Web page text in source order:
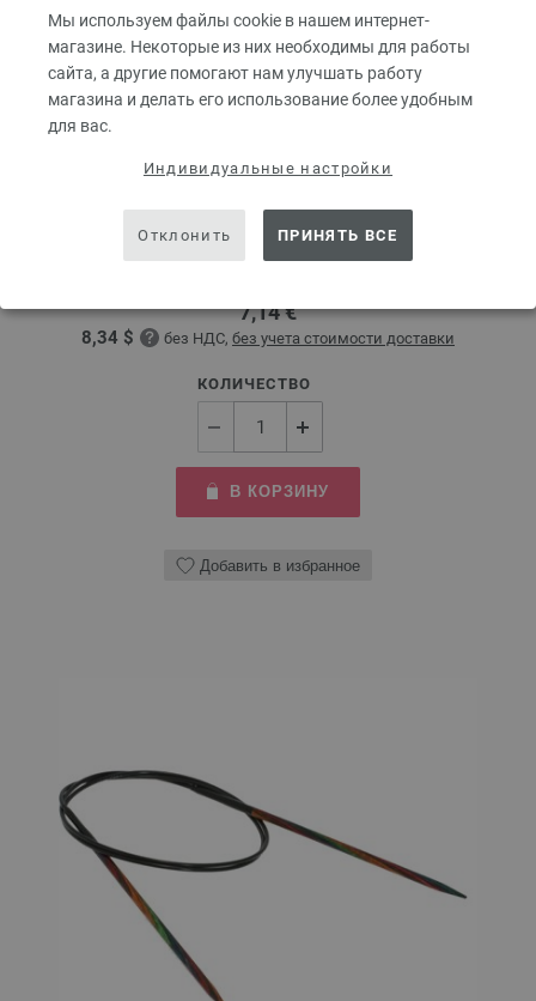
Мы используем файлы cookie в нашем интернет-
магазине. Некоторые из них необходимы для работы
сайта, а другие помогают нам улучшать работу
магазина и делать его использование более удобным
для вас.
Индивидуальные настройки
Отклонить ПРИНЯТЬ ВСЕ
Круговые спицы Design-Holz Multicolor № 3,0
Круговые спицы LANA GROSSA Design-Holz Multicolor № 3,0 длина 80
7,14 €
8,34 $ без НДС, без учета стоимости доставки
КОЛИЧЕСТВО
В КОРЗИНУ
Добавить в избранное